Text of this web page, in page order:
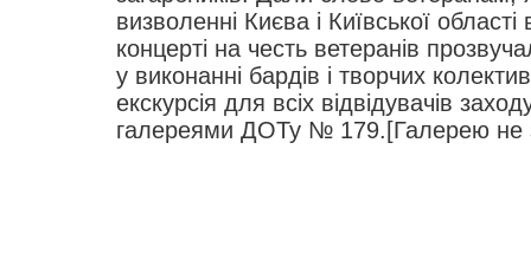
визволенні Києва і Київської
концерті на честь ветеранів
у виконанні бардів і творчих
екскурсія для всіх відвідувачів
галереями ДОТу № 179.[Галерею не